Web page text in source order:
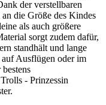
der verstellbaren
die Größe des Kindes
als auch größere
sorgt zudem dafür,
standhält und lange
Ausflügen oder im
- Prinzessin